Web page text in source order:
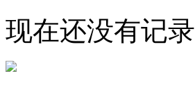
现在还没有记录